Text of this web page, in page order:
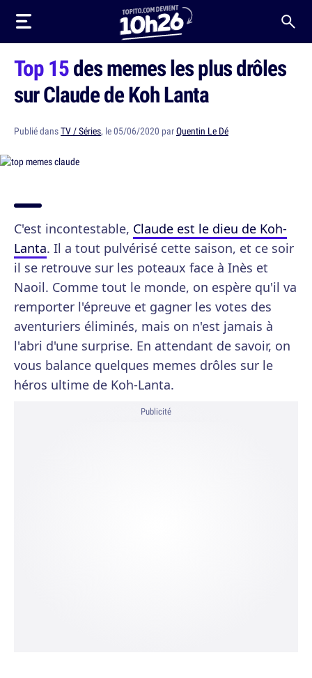
Top 15des memes les plus drôles
sur Claude de Koh Lanta
Publié dansTV / Séries, le 05/06/2020 parQuentin Le Dé
C'est incontestable, Claude est le dieu de Koh-
Lanta. Il a tout pulvérisé cette saison, et ce soir
il se retrouve sur les poteaux face à Inès et
Naoil. Comme tout le monde, on espère qu'il va
remporter l'épreuve et gagner les votes des
aventuriers éliminés, mais on n'est jamais à
l'abri d'une surprise. En attendant de savoir, on
vous balance quelques memes drôles sur le
héros ultime de Koh-Lanta.
Publicité